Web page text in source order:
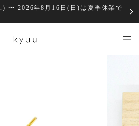
) 〜 2026年8月16日(日)は夏季休業で